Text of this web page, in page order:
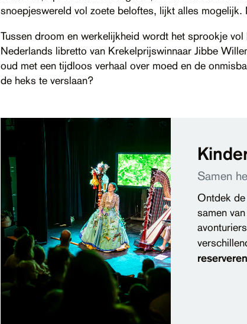
snoepjeswereld vol zoete beloftes, lijkt alles
Tussen droom en werkelijkheid wordt het sprookje
Nederlands libretto van Krekelprijswinnaar Jibbe
oud met een tijdloos verhaal over moed en de
de heks te verslaan?
Samen
Ontdek
samen